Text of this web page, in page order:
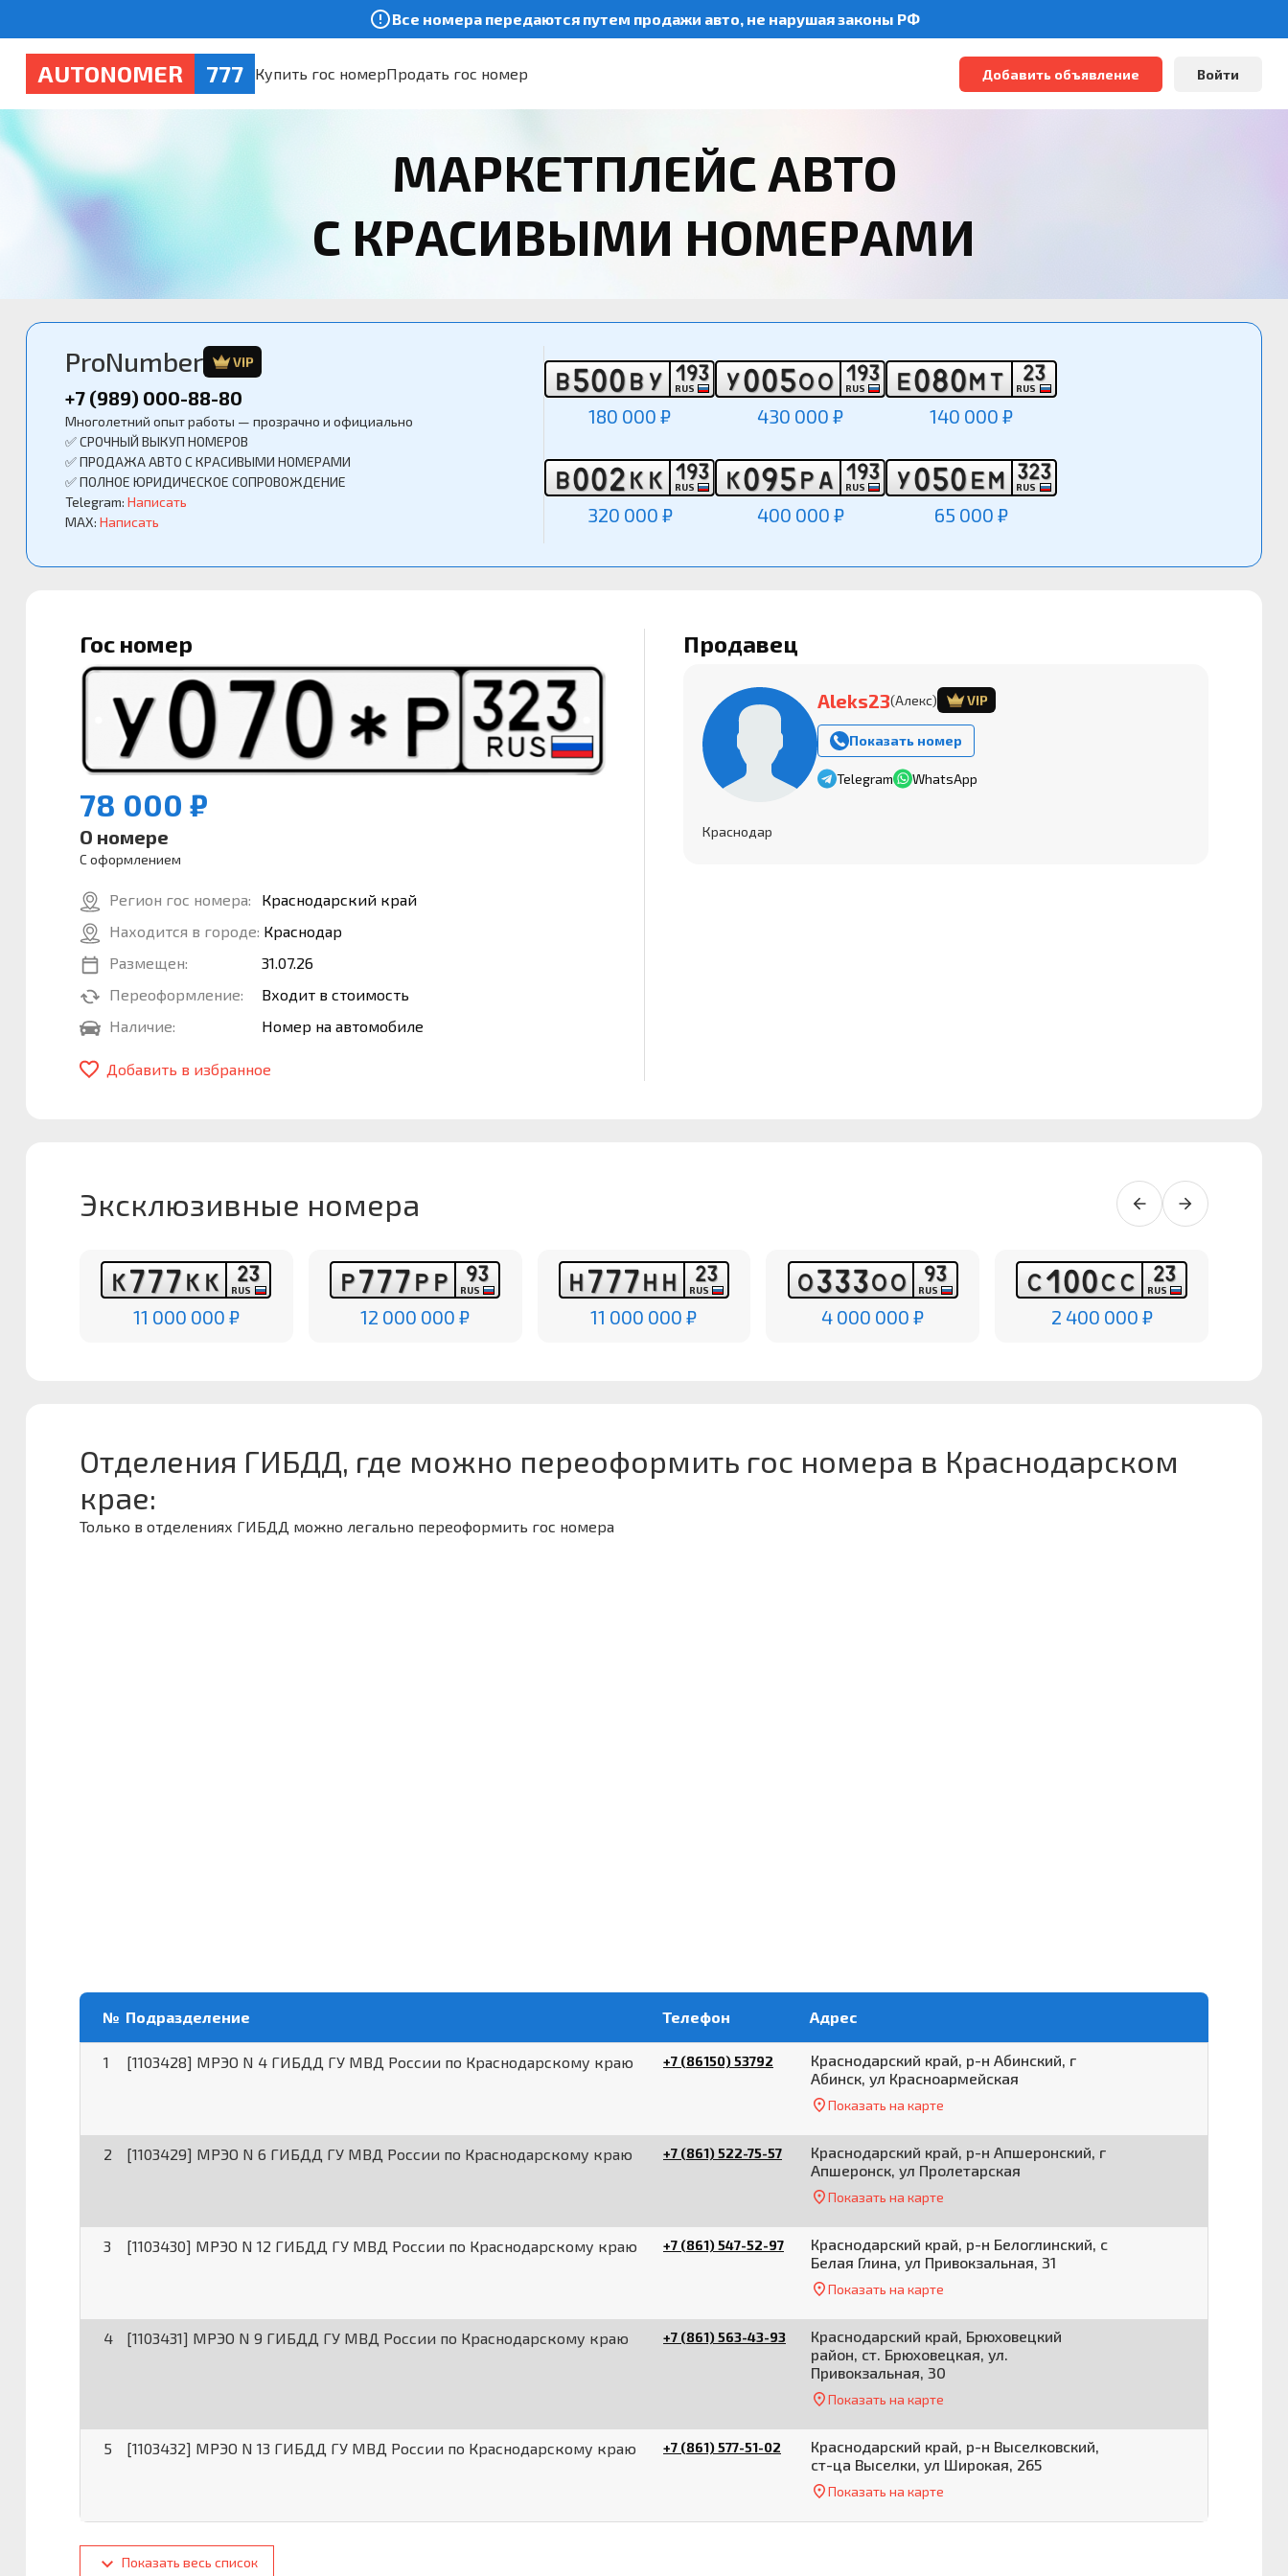
Все номера передаются путем продажи авто, не нарушая законы РФ
AUTONOMER 777 Купить гос номерПродать гос номер Добавить объявление Войти
МАРКЕТПЛЕЙС АВТО
С КРАСИВЫМИ НОМЕРАМИ
ProNumber VIP
+7 (989) 000-88-80
Многолетний опыт работы — прозрачно и официально
✅ СРОЧНЫЙ ВЫКУП НОМЕРОВ
✅ ПРОДАЖА АВТО С КРАСИВЫМИ НОМЕРАМИ
✅ ПОЛНОЕ ЮРИДИЧЕСКОЕ СОПРОВОЖДЕНИЕ
Telegram: Написать
MAX: Написать
В500В У 193
RUS
180 000 ₽
У005ОО 193
RUS
430 000 ₽
Е080МТ 23
RUS
140 000 ₽
В002К К 193
RUS
320 000 ₽
К095РА 193
RUS
400 000 ₽
У050ЕМ 323
RUS
65 000 ₽
Гос номер
78 000 ₽
О номере
С оформлением
Регион гос номера:
Краснодарский край
Находится в городе: Краснодар
Размещен:
31.07.26
Переоформление:
Входит в стоимость
Наличие:
Номер на автомобиле
Добавить в избранное
Продавец
Aleks23(Алекс) VIP
Показать номер
Telegram WhatsApp
Краснодар
Эксклюзивные номера
К777К К 23
RUS
11 000 000 ₽
Р777Р Р 93
RUS
12 000 000 ₽
Н777Н Н 23
RUS
11 000 000 ₽
О333ОО 93
RUS
4 000 000 ₽
С100СС 23
RUS
2 400 000 ₽
Отделения ГИБДД, где можно переоформить гос номера в Краснодарском
крае:
Только в отделениях ГИБДД можно легально переоформить гос номера
№ Подразделение Телефон Адрес
1 [1103428] МРЭО N 4 ГИБДД ГУ МВД России по Краснодарскому краю +7 (86150) 53792
Краснодарский край, р-н Абинский, г
Абинск, ул Красноармейская
Показать на карте
2 [1103429] МРЭО N 6 ГИБДД ГУ МВД России по Краснодарскому краю +7 (861) 522-75-57
Краснодарский край, р-н Апшеронский, г
Апшеронск, ул Пролетарская
Показать на карте
3 [1103430] МРЭО N 12 ГИБДД ГУ МВД России по Краснодарскому краю +7 (861) 547-52-97
Краснодарский край, р-н Белоглинский, с
Белая Глина, ул Привокзальная, 31
Показать на карте
4 [1103431] МРЭО N 9 ГИБДД ГУ МВД России по Краснодарскому краю +7 (861) 563-43-93
Краснодарский край, Брюховецкий
район, ст. Брюховецкая, ул.
Привокзальная, 30
Показать на карте
5 [1103432] МРЭО N 13 ГИБДД ГУ МВД России по Краснодарскому краю +7 (861) 577-51-02
Краснодарский край, р-н Выселковский,
ст-ца Выселки, ул Широкая, 265
Показать на карте
Показать весь список